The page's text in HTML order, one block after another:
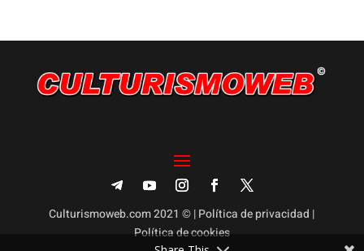
Culturismoweb.com 2021 © |Política de privacidad |
Política de cookies